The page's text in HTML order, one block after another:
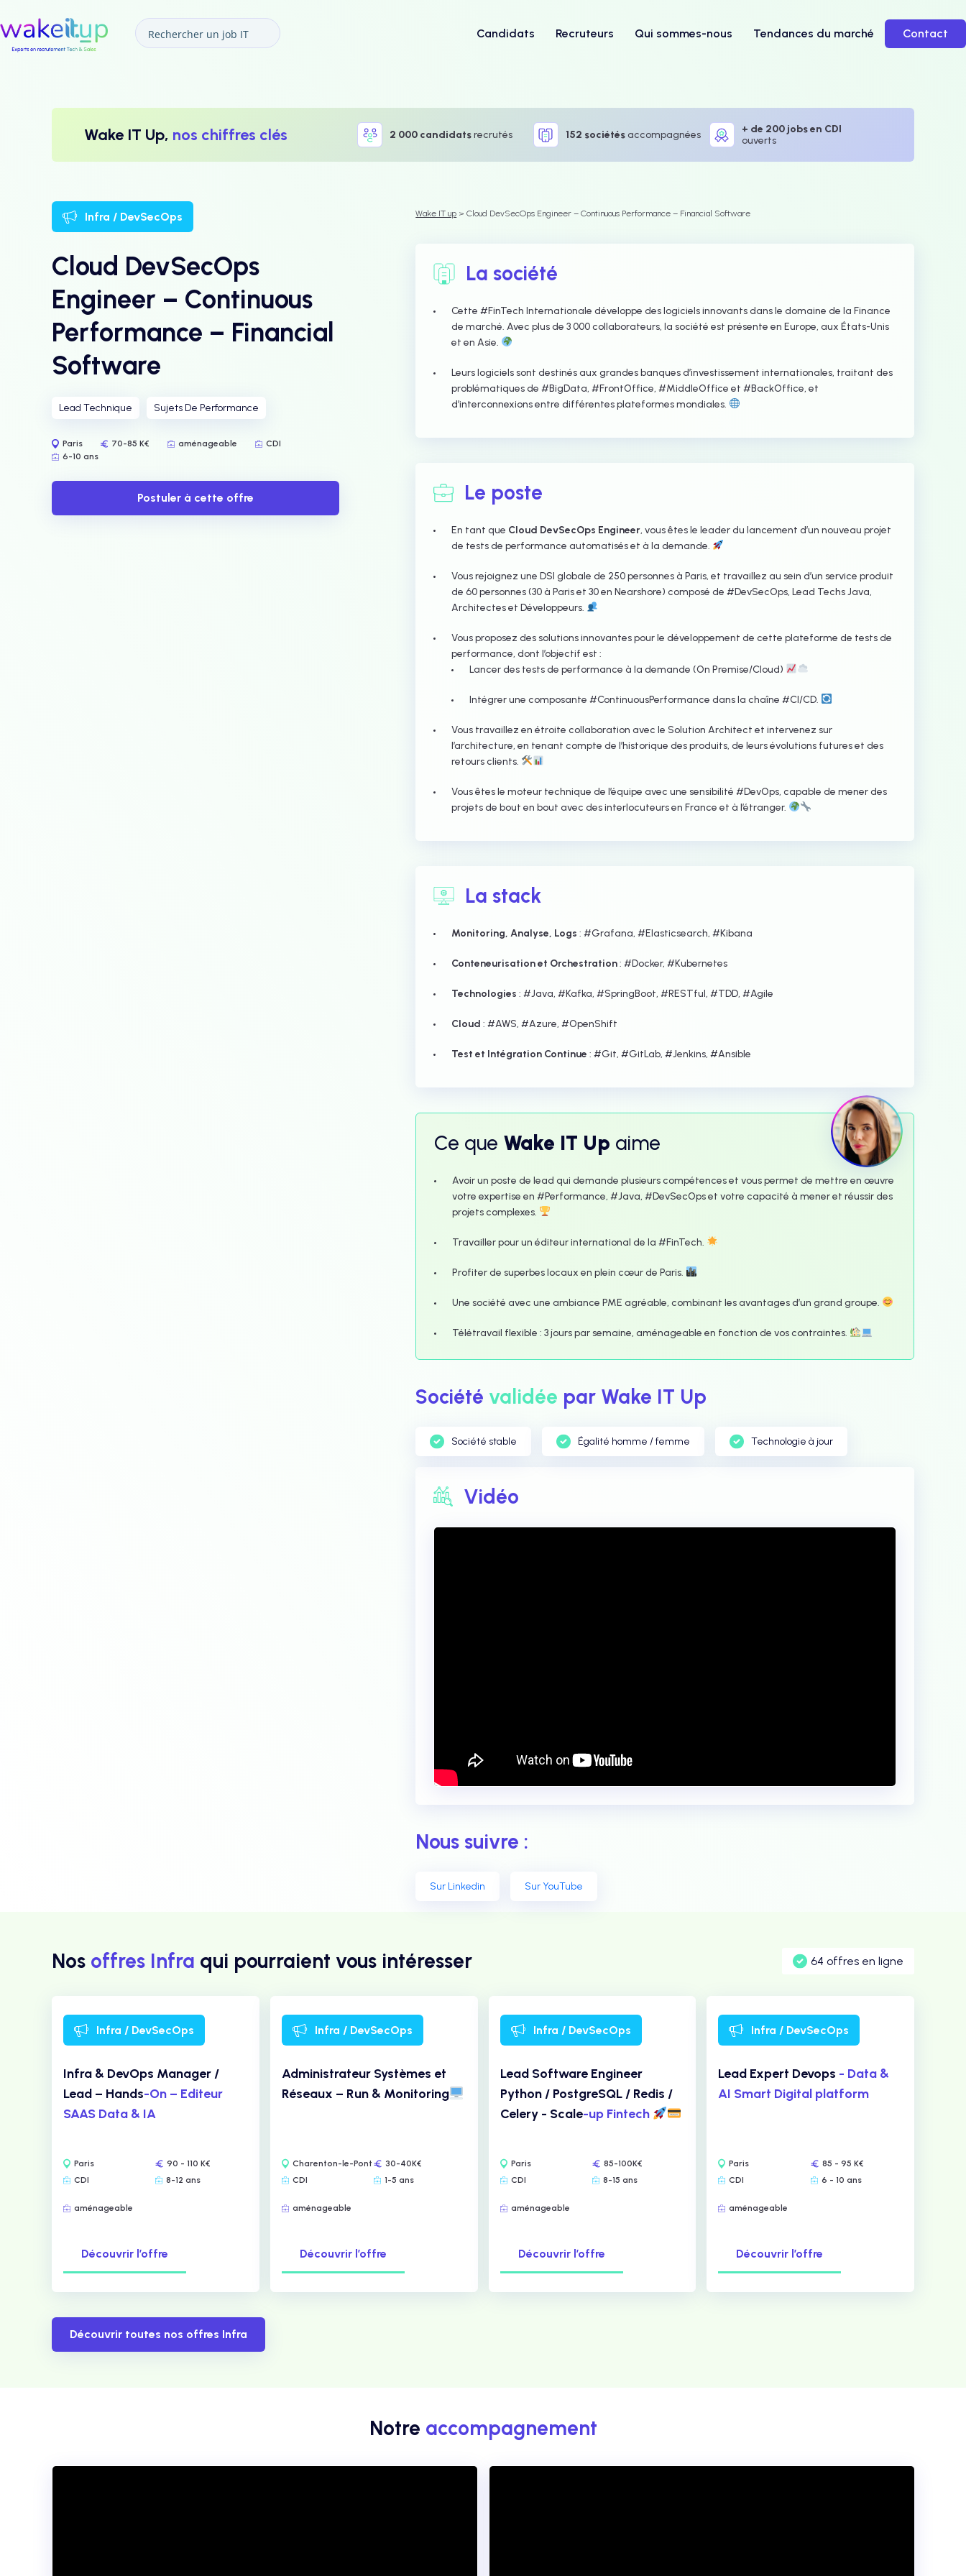
Candidats Recruteurs Qui sommes-nous Tendances du marché Contact
Wake IT Up, nos chiffres clés 2 000 candidatsrecrutés 152 sociétésaccompagnées
+ de 200 jobs en CDI
ouverts
Infra / DevSecOps
Cloud DevSecOps
Engineer – Continuous
Performance – Financial
Software
Lead Technique Sujets De Performance
Paris 70-85 K€ aménageable
CDI
6-10 ans
Postuler à cette offre
Wake IT up > Cloud DevSecOps Engineer – Continuous Performance – Financial Software
La société
Cette #FinTech Internationale développe des logiciels innovants dans le domaine de la Finance
de marché. Avec plus de 3 000 collaborateurs, la société est présente en Europe, aux États-Unis
et en Asie.
Leurs logiciels sont destinés aux grandes banques d’investissement internationales, traitant des
problématiques de #BigData, #FrontOffice, #MiddleOffice et #BackOffice, et
d’interconnexions entre différentes plateformes mondiales.
Le poste
En tant que Cloud DevSecOps Engineer, vous êtes le leader du lancement d’un nouveau projet
de tests de performance automatisés et à la demande.
Vous rejoignez une DSI globale de 250 personnes à Paris, et travaillez au sein d’un service produit
de 60 personnes (30 à Paris et 30 en Nearshore) composé de #DevSecOps, Lead Techs Java,
Architectes et Développeurs.
Vous proposez des solutions innovantes pour le développement de cette plateforme de tests de
performance, dont l’objectif est :
Lancer des tests de performance à la demande (On Premise/Cloud)
Intégrer une composante #ContinuousPerformance dans la chaîne #CI/CD.
Vous travaillez en étroite collaboration avec le Solution Architect et intervenez sur
l’architecture, en tenant compte de l’historique des produits, de leurs évolutions futures et des
retours clients.
Vous êtes le moteur technique de l’équipe avec une sensibilité #DevOps, capable de mener des
projets de bout en bout avec des interlocuteurs en France et à l’étranger.
La stack
Monitoring, Analyse, Logs : #Grafana, #Elasticsearch, #Kibana
Conteneurisation et Orchestration: #Docker, #Kubernetes
Technologies : #Java, #Kafka, #SpringBoot, #RESTful, #TDD, #Agile
Cloud : #AWS, #Azure, #OpenShift
Test et Intégration Continue : #Git, #GitLab, #Jenkins, #Ansible
Ce que Wake IT Up aime
Avoir un poste de lead qui demande plusieurs compétences et vous permet de mettre en œuvre
votre expertise en #Performance, #Java, #DevSecOps et votre capacité à mener et réussir des
projets complexes.
Travailler pour un éditeur international de la #FinTech.
Profiter de superbes locaux en plein cœur de Paris.
Une société avec une ambiance PME agréable, combinant les avantages d’un grand groupe.
Télétravail flexible : 3 jours par semaine, aménageable en fonction de vos contraintes.
Société validée par Wake IT Up
Société stable Égalité homme / femme Technologie à jour
Vidéo
Nous suivre :
Sur Linkedin Sur YouTube
Nos offres Infra qui pourraient vous intéresser 64 offres en ligne
Infra / DevSecOps
Infra & DevOps Manager /
Lead – Hands-On – Editeur
SAAS Data & IA
Paris
90 - 110 K€
CDI
8-12 ans
aménageable
Découvrir l’offre
Infra / DevSecOps
Administrateur Systèmes et
Réseaux – Run & Monitoring
Charenton-le-Pont
30-40K€
CDI
1-5 ans
aménageable
Découvrir l’offre
Infra / DevSecOps
Lead Software Engineer
Python / PostgreSQL / Redis /
Celery - Scale-up Fintech
Paris
85-100K€
CDI
8-15 ans
aménageable
Découvrir l’offre
Infra / DevSecOps
Lead Expert Devops - Data &
AI Smart Digital platform
Paris
85 - 95 K€
CDI
6 - 10 ans
aménageable
Découvrir l’offre
Découvrir toutes nos offres Infra
Notre accompagnement